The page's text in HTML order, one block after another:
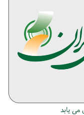
یابد